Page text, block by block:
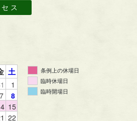
ス
土
1
7
8
15
22
条例上の休場日
臨時休場日
臨時開場日